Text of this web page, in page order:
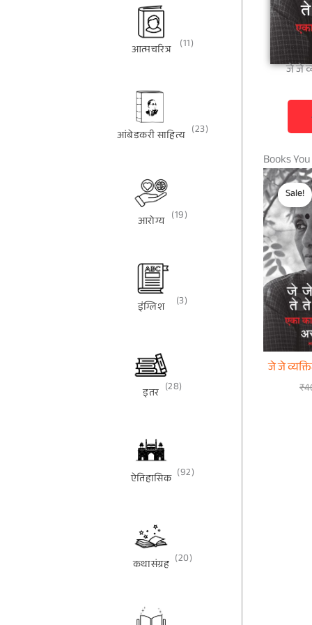
आत्मचरित्र (11)
आंबेडकरी साहित्य (23)
आरोग्य (19)
इंग्लिश (3)
इतर (28)
ऐतिहासिक (92)
कथासंग्रह (20)
जे जे
Books
Sale!
जे जे
₹